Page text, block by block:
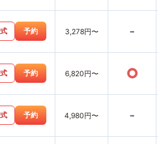
予約 3,278円〜 -
予約 6,820円〜 ○
予約 4,980円〜 -